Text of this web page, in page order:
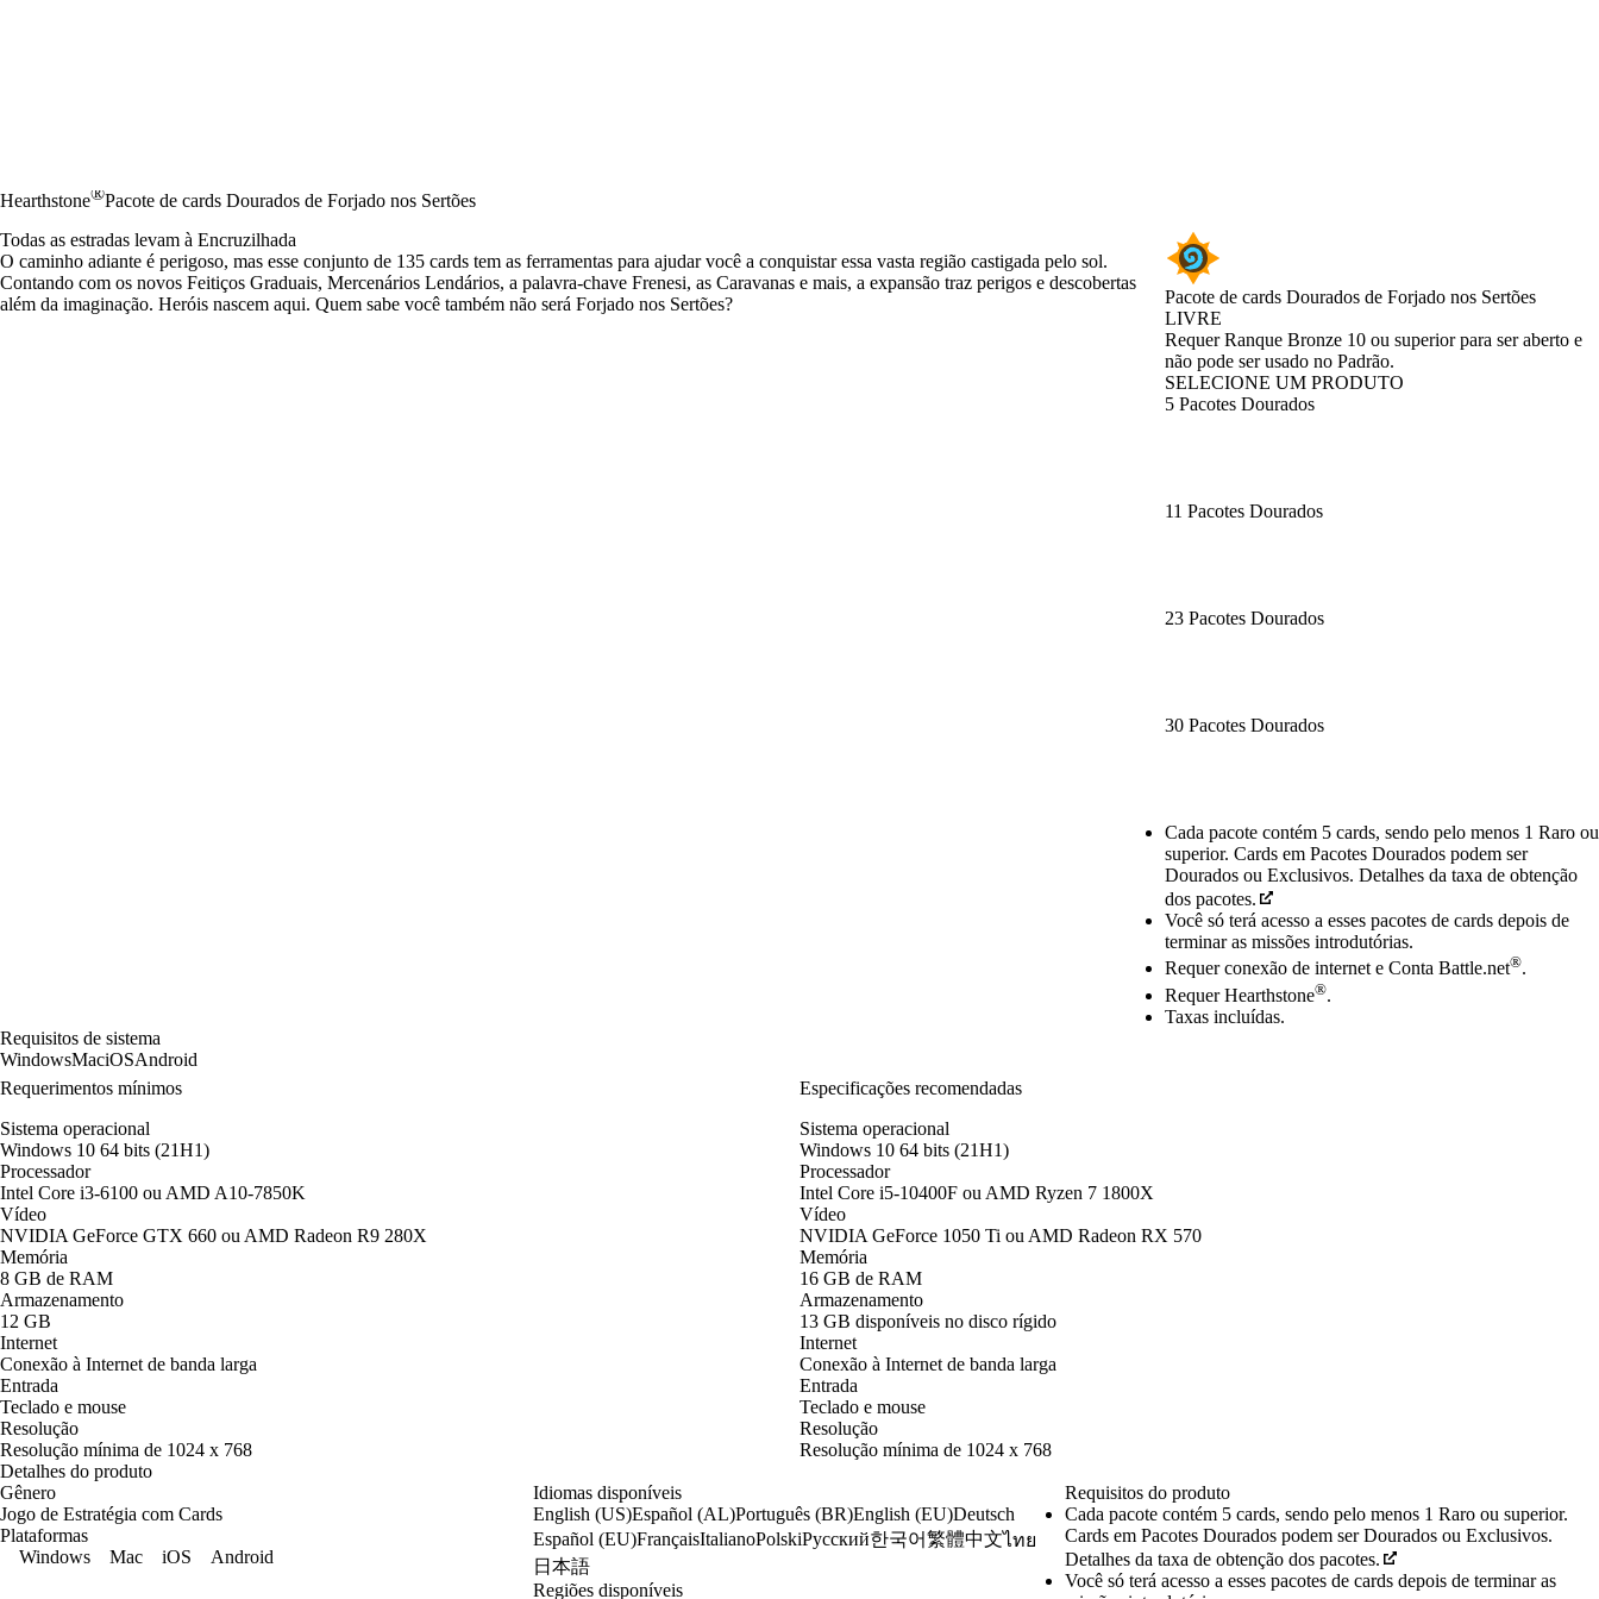
Hearthstone®Pacote de cards Dourados de Forjado nos Sertões
Pacote de cards Dourados de Forjado nos Sertões
LIVRE
Product Notification
Requer Ranque Bronze 10 ou superior para ser aberto e
não pode ser usado no Padrão.
SELECIONE UM PRODUTO
5 Pacotes Dourados
11 Pacotes Dourados
23 Pacotes Dourados
30 Pacotes Dourados
Available actions
Cada pacote contém 5 cards, sendo pelo menos 1 Raro ou
superior. Cards em Pacotes Dourados podem ser
Dourados ou Exclusivos. Detalhes da taxa de obtenção
dos pacotes.
Você só terá acesso a esses pacotes de cards depois de
terminar as missões introdutórias.
Requer conexão de internet e Conta Battle.net®.
Requer Hearthstone®.
Taxas incluídas.
Todas as estradas levam à Encruzilhada
O caminho adiante é perigoso, mas esse conjunto de 135 cards tem as ferramentas para ajudar você a conquistar essa vasta região castigada pelo sol.
Contando com os novos Feitiços Graduais, Mercenários Lendários, a palavra-chave Frenesi, as Caravanas e mais, a expansão traz perigos e descobertas
além da imaginação. Heróis nascem aqui. Quem sabe você também não será Forjado nos Sertões?
Requisitos de sistema
WindowsMaciOSAndroid
Requerimentos mínimos
Sistema operacional
Windows 10 64 bits (21H1)
Processador
Intel Core i3-6100 ou AMD A10-7850K
Vídeo
NVIDIA GeForce GTX 660 ou AMD Radeon R9 280X
Memória
8 GB de RAM
Armazenamento
12 GB
Internet
Conexão à Internet de banda larga
Entrada
Teclado e mouse
Resolução
Resolução mínima de 1024 x 768
Especificações recomendadas
Sistema operacional
Windows 10 64 bits (21H1)
Processador
Intel Core i5-10400F ou AMD Ryzen 7 1800X
Vídeo
NVIDIA GeForce 1050 Ti ou AMD Radeon RX 570
Memória
16 GB de RAM
Armazenamento
13 GB disponíveis no disco rígido
Internet
Conexão à Internet de banda larga
Entrada
Teclado e mouse
Resolução
Resolução mínima de 1024 x 768
Detalhes do produto
Gênero
Jogo de Estratégia com Cards
Plataformas
Windows
Mac iOS Android
Idiomas disponíveis
English (US)Español (AL)Português (BR)English (EU)Deutsch
Español (EU)FrançaisItalianoPolskiРусский한국어繁體中文ไทย
日本語
Regiões disponíveis
Requisitos do produto
Cada pacote contém 5 cards, sendo pelo menos 1 Raro ou superior.
Cards em Pacotes Dourados podem ser Dourados ou Exclusivos.
Detalhes da taxa de obtenção dos pacotes.
Você só terá acesso a esses pacotes de cards depois de terminar as